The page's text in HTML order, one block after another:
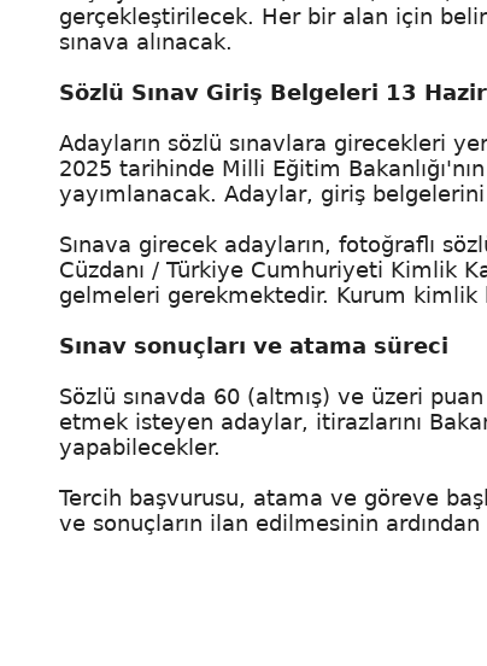
gerçekleştirilecek. Her bir alan için
sınava alınacak.
Sözlü Sınav Giriş Belgeleri 13
Adayların sözlü sınavlara girecekleri
2025 tarihinde Milli Eğitim
yayımlanacak. Adaylar, giriş
Sınava girecek adayların, fotoğraflı
Cüzdanı / Türkiye Cumhuriyeti Kimlik
gelmeleri gerekmektedir. Kurum kimlik
Sınav sonuçları ve atama süreci
Sözlü sınavda 60 (altmış) ve üzeri
etmek isteyen adaylar, itirazlarını
yapabilecekler.
Tercih başvurusu, atama ve göreve
ve sonuçların ilan edilmesinin